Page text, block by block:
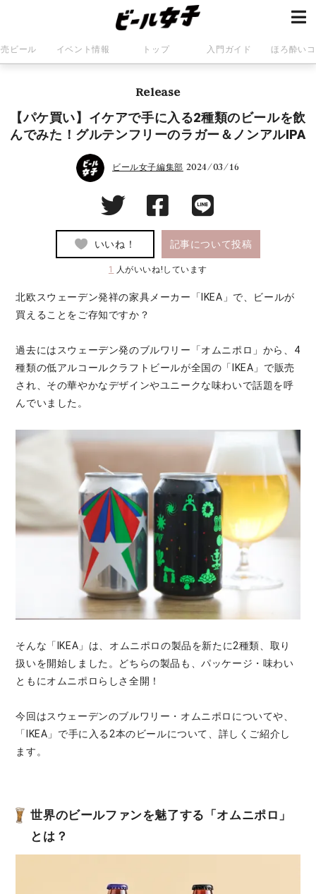
ビール イベント情報 トップ 入門ガイド ほろ酔い
Release
【パケ買い】イケアで手に入る2種類のビールを飲
んでみた！グルテンフリーのラガー＆ノンアルIPA
ビール女子編集部 2024/03/16
いいね！ 記事について投稿
1 人がいいね!しています
北欧スウェーデン発祥の家具メーカー「IKEA」で、ビールが
買えることをご存知ですか？
過去にはスウェーデン発のブルワリー「オムニポロ」から、4
種類の低アルコールクラフトビールが全国の「IKEA」で販売
され、その華やかなデザインやユニークな味わいで話題を呼
んでいました。
そんな「IKEA」は、オムニポロの製品を新たに2種類、取り
扱いを開始しました。どちらの製品も、パッケージ・味わい
ともにオムニポロらしさ全開！
今回はスウェーデンのブルワリー・オムニポロについてや、
「IKEA」で手に入る2本のビールについて、詳しくご紹介し
ます。
世界のビールファンを魅了する「オムニポロ」
とは？